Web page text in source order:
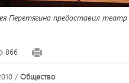
Перетягина предоставил
866
/ общество